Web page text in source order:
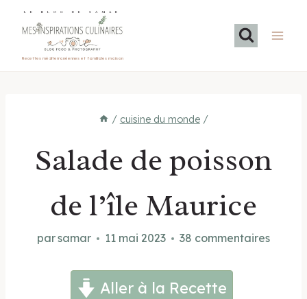
LE BLOG DE SAMAR
Recettes méditerranéennes et familiales maison
/ cuisine du monde /
Salade de poisson
de l’île Maurice
parsamar 11 mai 2023 38 commentaires
Aller à la Recette